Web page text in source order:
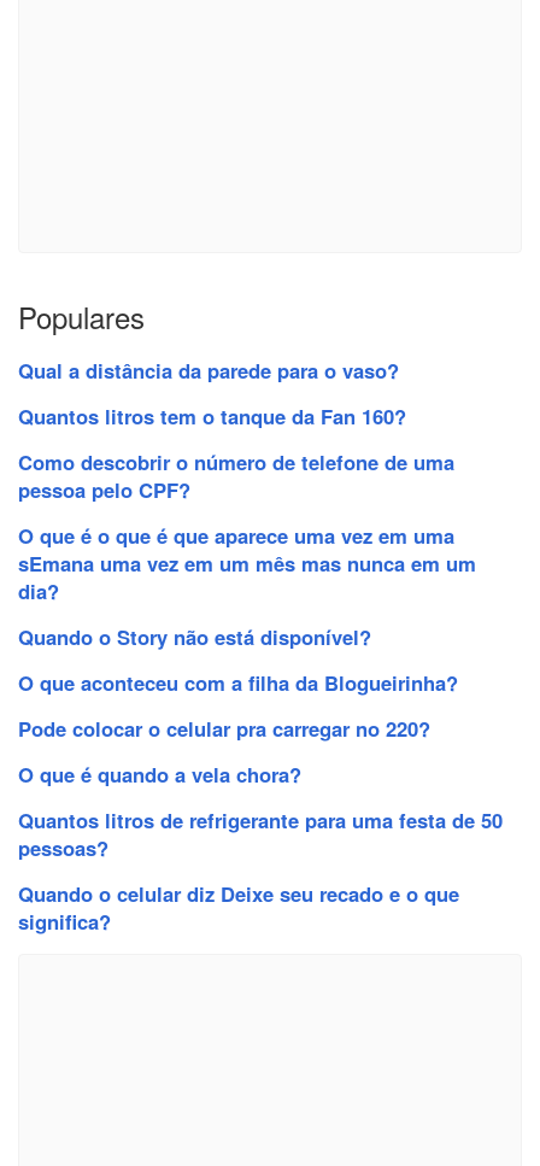
Populares
Qual a distância da parede para o vaso?
Quantos litros tem o tanque da Fan 160?
Como descobrir o número de telefone de uma
pessoa pelo CPF?
O que é o que é que aparece uma vez em uma
sEmana uma vez em um mês mas nunca em um
dia?
Quando o Story não está disponível?
O que aconteceu com a filha da Blogueirinha?
Pode colocar o celular pra carregar no 220?
O que é quando a vela chora?
Quantos litros de refrigerante para uma festa de 50
pessoas?
Quando o celular diz Deixe seu recado e o que
significa?